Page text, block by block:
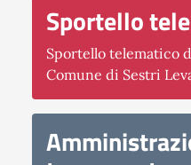
Sportello
Sportello telematico
Comune di Sestri